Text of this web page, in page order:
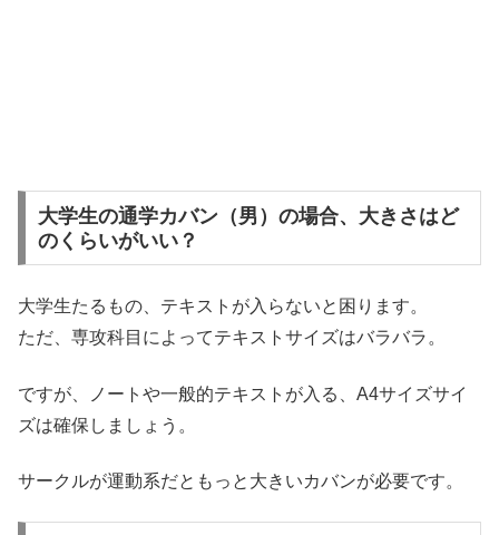
大学生の通学カバン（男）の場合、大きさはど
のくらいがいい？
大学生たるもの、テキストが入らないと困ります。
ただ、専攻科目によってテキストサイズはバラバラ。
ですが、ノートや一般的テキストが入る、A4サイズサイ
ズは確保しましょう。
サークルが運動系だともっと大きいカバンが必要です。